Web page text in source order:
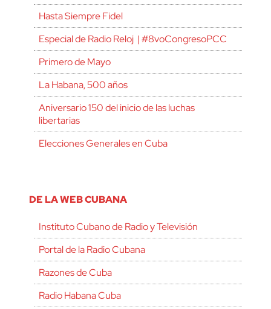
Hasta Siempre Fidel
Especial de Radio Reloj | #8voCongresoPCC
Primero de Mayo
La Habana, 500 años
Aniversario 150 del inicio de las luchas
libertarias
Elecciones Generales en Cuba
DE LA WEB CUBANA
Instituto Cubano de Radio y Televisión
Portal de la Radio Cubana
Razones de Cuba
Radio Habana Cuba